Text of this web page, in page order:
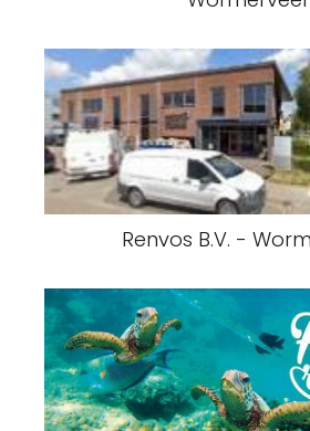
Renvos B.V. -